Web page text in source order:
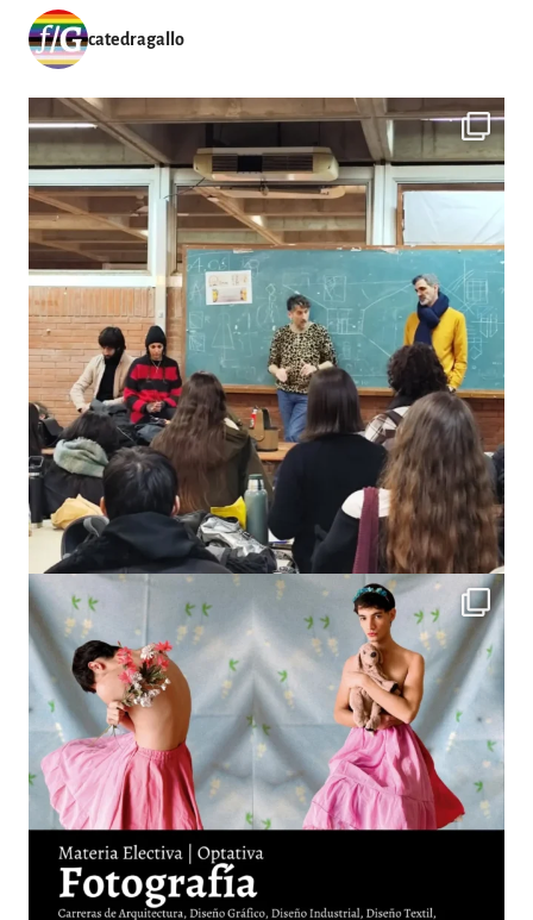
catedragallo